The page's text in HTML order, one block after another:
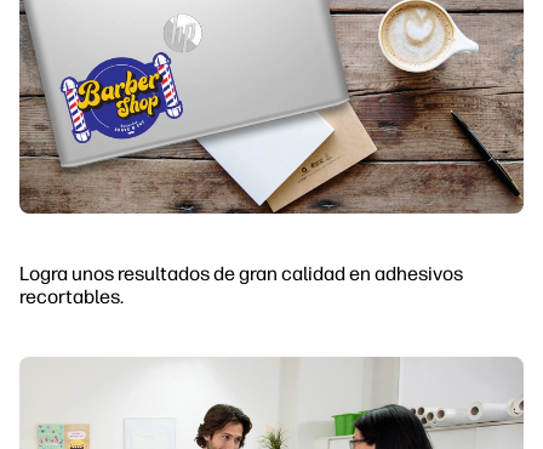
Logra unos resultados de gran calidad en adhesivos
recortables.